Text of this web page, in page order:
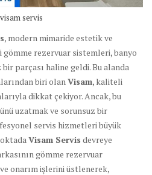
servis
, modern mimaride estetik ve
rezervuar sistemleri, banyo
parçası haline geldi. Bu alanda
biri olan Visam, kaliteli
dikkat çekiyor. Ancak, bu
uzatmak ve sorunsuz bir
servis hizmetleri büyük
Visam Servis devreye
gömme rezervuar
onarım işlerini üstlenerek,